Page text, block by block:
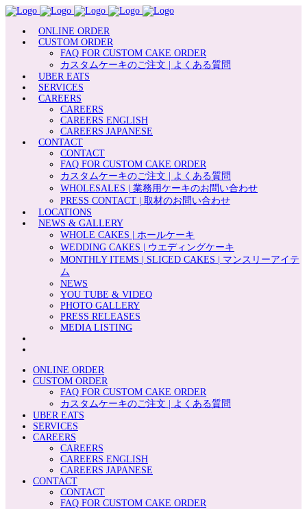
ONLINE ORDER
CUSTOM ORDER
FAQ FOR CUSTOM CAKE ORDER
カスタムケーキのご注文 | よくある質問
UBER EATS
SERVICES
CAREERS
CAREERS
CAREERS ENGLISH
CAREERS JAPANESE
CONTACT
CONTACT
FAQ FOR CUSTOM CAKE ORDER
カスタムケーキのご注文 | よくある質問
WHOLESALES | 業務用ケーキのお問い合わせ
PRESS CONTACT | 取材のお問い合わせ
LOCATIONS
NEWS & GALLERY
WHOLE CAKES | ホールケーキ
WEDDING CAKES | ウエディングケーキ
MONTHLY ITEMS | SLICED CAKES | マンスリーアイテ
ム
NEWS
YOU TUBE & VIDEO
PHOTO GALLERY
PRESS RELEASES
MEDIA LISTING
ONLINE ORDER
CUSTOM ORDER
FAQ FOR CUSTOM CAKE ORDER
カスタムケーキのご注文 | よくある質問
UBER EATS
SERVICES
CAREERS
CAREERS
CAREERS ENGLISH
CAREERS JAPANESE
CONTACT
CONTACT
FAQ FOR CUSTOM CAKE ORDER